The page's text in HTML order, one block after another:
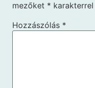
mezőket *
Hozzászólás *